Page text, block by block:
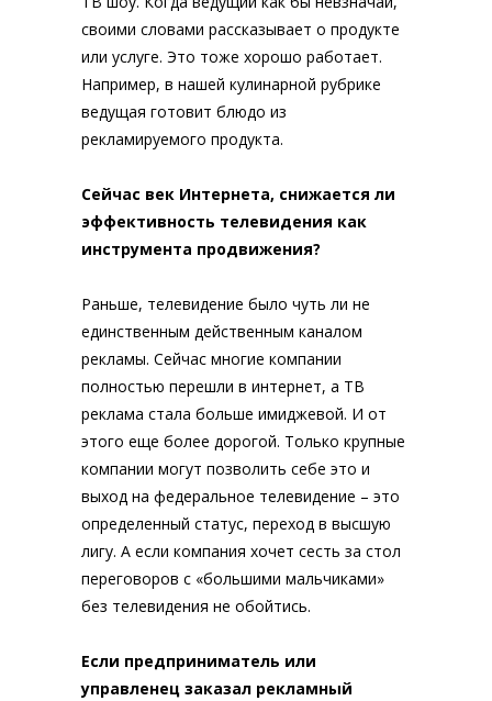
своими словами рассказывает о продукте
или услуге. Это тоже хорошо работает.
Например, в нашей кулинарной рубрике
ведущая готовит блюдо из
рекламируемого продукта.
Сейчас век Интернета, снижается ли
эффективность телевидения как
инструмента продвижения?
Раньше, телевидение было чуть ли не
единственным действенным каналом
рекламы. Сейчас многие компании
полностью перешли в интернет, а ТВ
реклама стала больше имиджевой. И от
этого еще более дорогой. Только крупные
компании могут позволить себе это и
выход на федеральное телевидение – это
определенный статус, переход в высшую
лигу. А если компания хочет сесть за стол
переговоров с «большими мальчиками»
без телевидения не обойтись.
Если предприниматель или
управленец заказал рекламный